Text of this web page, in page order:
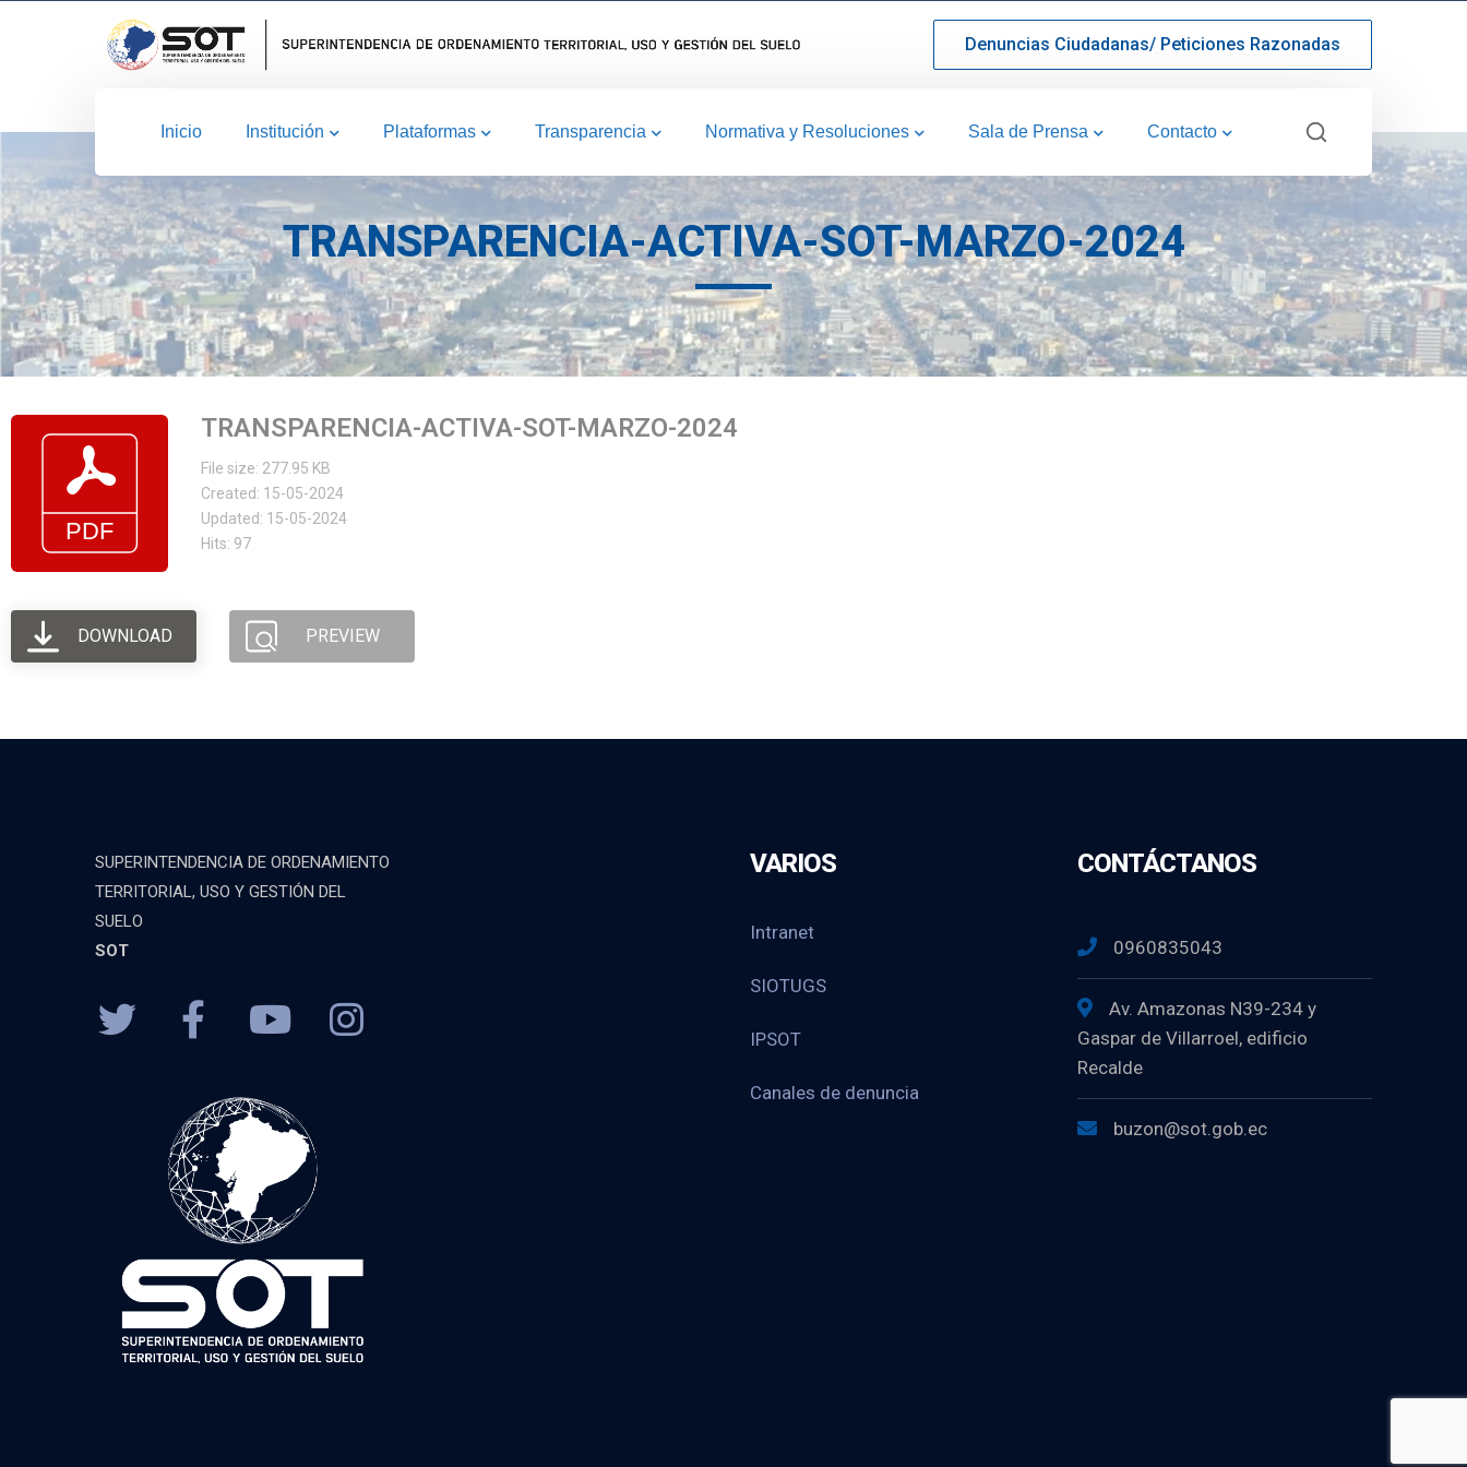
Denuncias Ciudadanas/ Peticiones Razonadas
Inicio Institución Plataformas Transparencia Normativa y Resoluciones Sala de Prensa Contacto
TRANSPARENCIA-ACTIVA-SOT-MARZO-2024
TRANSPARENCIA-ACTIVA-SOT-MARZO-2024
File size: 277.95 KB
Created: 15-05-2024
Updated: 15-05-2024
Hits: 97
DOWNLOAD PREVIEW
SUPERINTENDENCIA DE ORDENAMIENTO
TERRITORIAL, USO Y GESTIÓN DEL
SUELO
SOT
VARIOS
Intranet
SIOTUGS
IPSOT
Canales de denuncia
CONTÁCTANOS
0960835043
Av. Amazonas N39-234 y
Gaspar de Villarroel, edificio
Recalde
buzon@sot.gob.ec